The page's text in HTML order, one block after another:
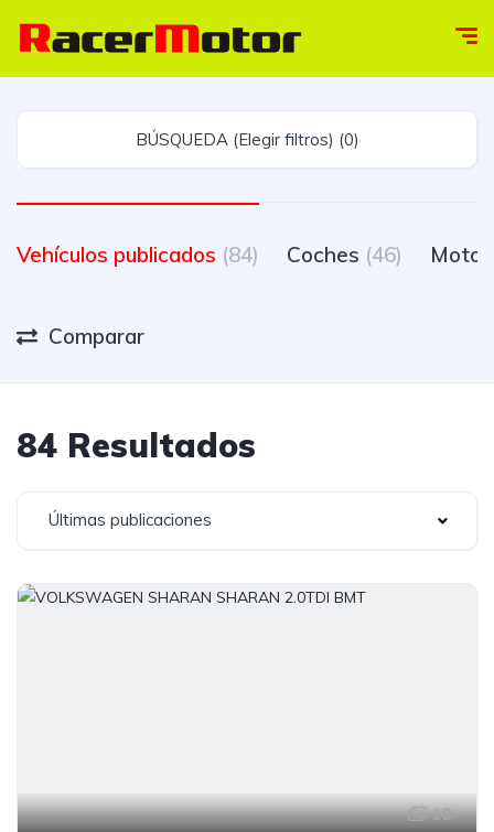
BÚSQUEDA (Elegir filtros) (0)
Vehículos publicados (84) Coches (46)
Comparar
84 Resultados
Últimas publicaciones
18